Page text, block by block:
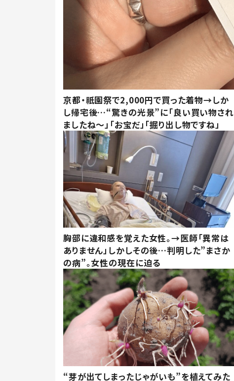
京都・祇園祭で2,000円で買った着物→しか
し帰宅後…“驚きの光景”に「良い買い物され
ましたね～」「お宝だ」「掘り出し物ですね」
胸部に違和感を覚えた女性。→医師「異常は
ありません」しかしその後…判明した”まさか
の病”。女性の現在に迫る
“芽が出てしまったじゃがいも”を植えてみた